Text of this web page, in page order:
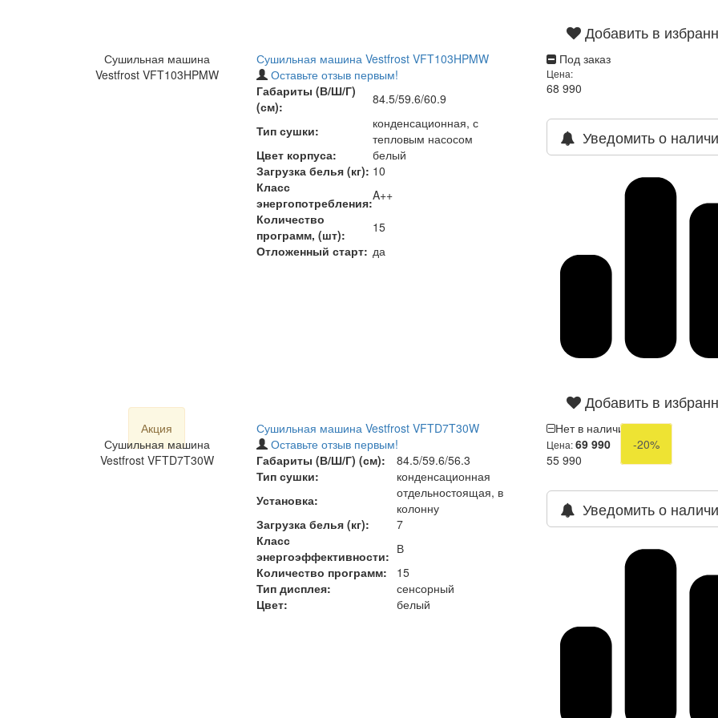
Добавить в
Сушильная машина
Vestfrost VFT103HPMW
Сушильная машина Vestfrost VFT103HPMW
Оставьте отзыв первым!
Габариты (В/Ш/Г)
(см):
84.5/59.6/60.9
Тип сушки:
конденсационная, с
тепловым насосом
Цвет корпуса:
белый
Загрузка белья (кг): 10
Класс
энергопотребления:A++
Количество
программ, (шт):
15
Отложенный старт: да
Под заказ
Цена:
68 990
Уведомить о
Добавить в
Акция
Сушильная машина
Vestfrost VFTD7T30W
Сушильная машина Vestfrost VFTD7T30W
Оставьте отзыв первым!
Габариты (В/Ш/Г) (см):
84.5/59.6/56.3
Тип сушки:
конденсационная
Установка:
отдельностоящая, в
колонну
Загрузка белья (кг):
7
Класс
энергоэффективности: В
Количество программ:
15
Тип дисплея:
сенсорный
Цвет:
белый
Нет в наличии
Цена:69 990
-20%
55 990
Уведомить о